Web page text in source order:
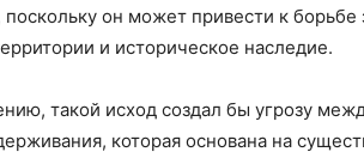
поскольку он может привести к
и историческое наследие.
такой исход создал бы угрозу
которая основана на